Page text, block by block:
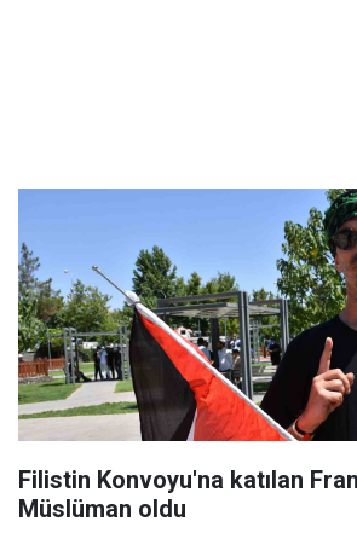
Filistin Konvoyu'na katılan
Müslüman oldu